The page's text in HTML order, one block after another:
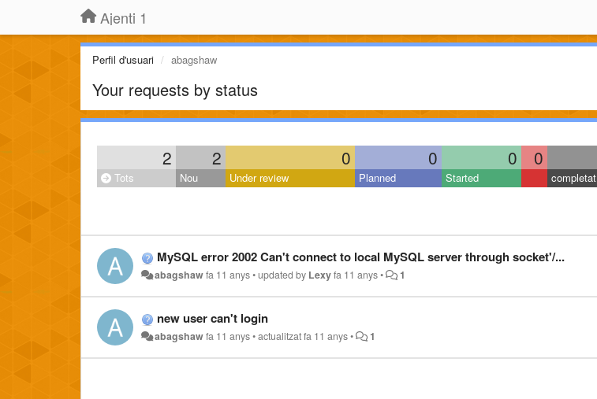
Ajenti 1
Perfil d'usuari abagshaw
Your requests by status
2 2 0 0 0 0
Tots Nou Under review Planned Started completat
MySQL error 2002 Can't connect to local MySQL server through socket'/...
abagshawfa 11 anys•updated by Lexyfa 11 anys• 1
new user can't login
abagshawfa 11 anys•actualitzatfa 11 anys• 1